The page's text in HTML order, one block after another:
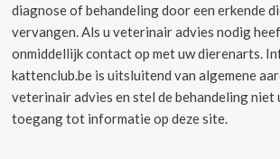
diagnose of behandeling door een erkende
vervangen. Als u veterinair advies nodig
onmiddellijk contact op met uw dierenarts.
kattenclub.be is uitsluitend van algemene
veterinair advies en stel de behandeling niet
toegang tot informatie op deze site.